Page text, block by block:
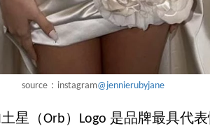
source：instagram@jennierubyjane
星（Orb）Logo 是品牌最具代